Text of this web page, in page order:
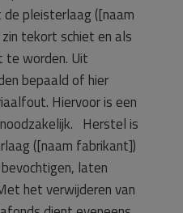
pleisterlaag ([naam
tekort schiet en als
te worden. Uit
bepaald of hier
Hiervoor is een
Herstel is
([naam fabrikant])
laten
het verwijderen van